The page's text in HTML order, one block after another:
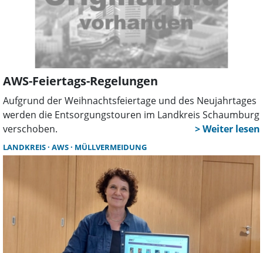
AWS-Feiertags-Regelungen
Aufgrund der Weihnachtsfeiertage und des Neujahrtages
werden die Entsorgungstouren im Landkreis Schaumburg
verschoben.
LANDKREIS AWS MÜLLVERMEIDUNG